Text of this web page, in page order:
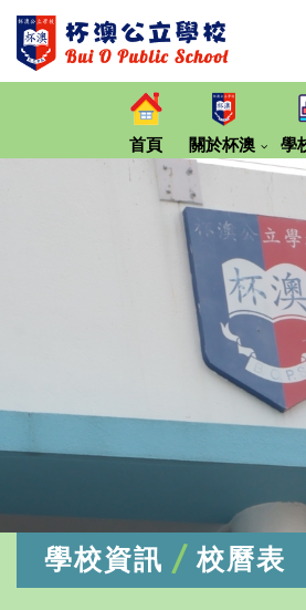
首頁 關於杯澳 學
學校資訊 / 校曆表